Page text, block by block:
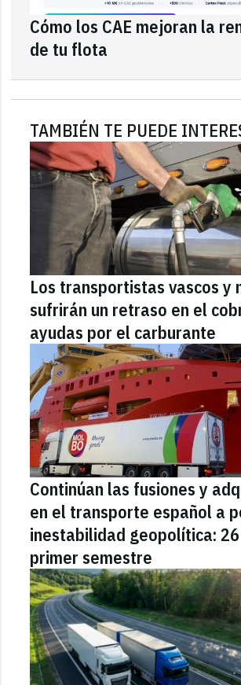
Cómo los CAE mejoran la
de tu flota
TAMBIÉN TE PUEDE
Los transportistas vascos y
sufrirán un retraso en el
ayudas por el carburante
Continúan las fusiones y
en el transporte español a
inestabilidad geopolítica:
primer semestre